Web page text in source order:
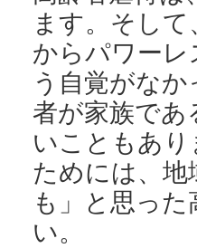
ます。そし
からパワー
う自覚がな
者が家族であ
いこともあり
ためには、地
も」と思っ
い。